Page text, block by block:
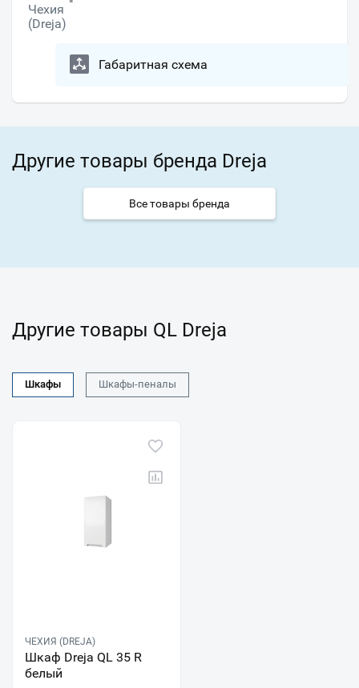
Чехия
(Dreja)
Габаритная схема
Другие товары бренда Dreja
Все товары бренда
Другие товары QL Dreja
Шкафы Шкафы-пеналы
ЧЕХИЯ (DREJA)
Шкаф Dreja QL 35 R
белый